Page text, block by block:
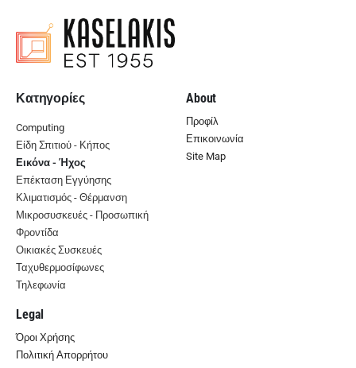
Κατηγορίες
Computing
Είδη Σπιτιού - Κήπος
Εικόνα - Ήχος
Επέκταση Εγγύησης
Κλιματισμός - Θέρμανση
Μικροσυσκευές - Προσωπική
Φροντίδα
Οικιακές Συσκευές
Ταχυθερμοσίφωνες
Τηλεφωνία
About
Προφίλ
Επικοινωνία
Site Map
Legal
Όροι Χρήσης
Πολιτική Απορρήτου